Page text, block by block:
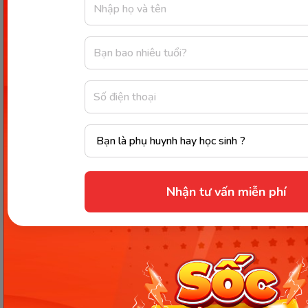
Nhận tư vấn miễn phí
hơn trong quá trình luyện cờ.
Game dành cho trẻ em 9 tuổi -